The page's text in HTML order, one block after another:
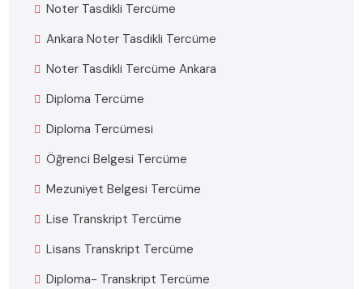
Noter Tasdikli Tercüme
Ankara Noter Tasdikli Tercüme
Noter Tasdikli Tercüme Ankara
Diploma Tercüme
Diploma Tercümesi
Öğrenci Belgesi Tercüme
Mezuniyet Belgesi Tercüme
Lise Transkript Tercüme
Lisans Transkript Tercüme
Diploma- Transkript Tercüme